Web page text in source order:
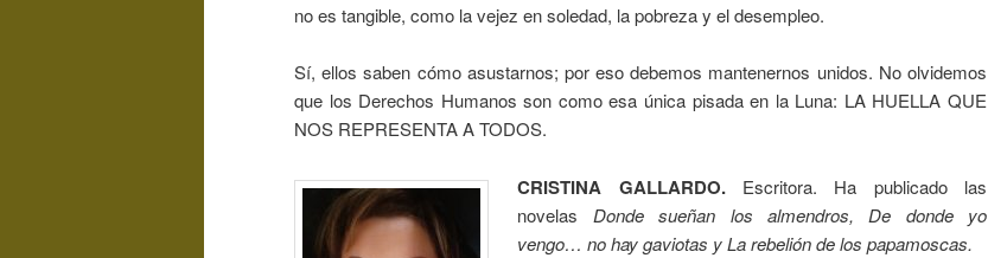
no es tangible, como la vejez en soledad, la pobreza y el desempleo.
Sí, ellos saben cómo asustarnos; por eso debemos mantenernos unidos. No olvidemos
que los Derechos Humanos son como esa única pisada en la Luna: LA HUELLA QUE
NOS REPRESENTA A TODOS.
CRISTINA GALLARDO.Escritora. Ha publicado las
novelas Donde sueñan los almendros, De donde yo
vengo… no hay gaviotas y La rebelión de los papamoscas.